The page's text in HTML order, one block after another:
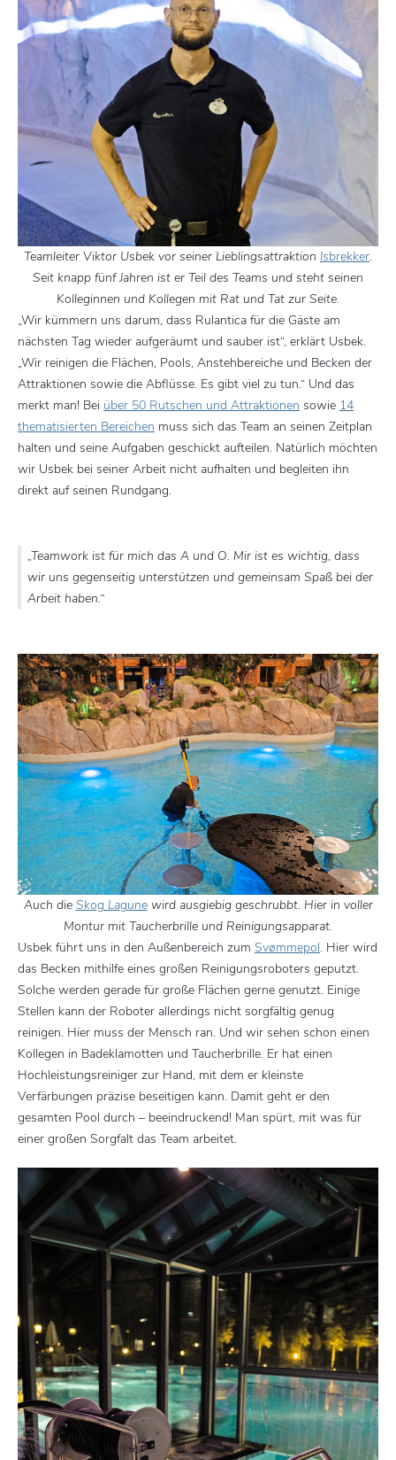
Teamleiter Viktor Usbek vor seiner Lieblingsattraktion Isbrekker.
Seit knapp fünf Jahren ist er Teil des Teams und steht seinen
Kolleginnen und Kollegen mit Rat und Tat zur Seite.
„Wir kümmern uns darum, dass Rulantica für die Gäste am
nächsten Tag wieder aufgeräumt und sauber ist“, erklärt Usbek.
„Wir reinigen die Flächen, Pools, Anstehbereiche und Becken der
Attraktionen sowie die Abflüsse. Es gibt viel zu tun.“ Und das
merkt man! Bei über 50 Rutschen und Attraktionen sowie 14
thematisierten Bereichen muss sich das Team an seinen Zeitplan
halten und seine Aufgaben geschickt aufteilen. Natürlich möchten
wir Usbek bei seiner Arbeit nicht aufhalten und begleiten ihn
direkt auf seinen Rundgang.
„Teamwork ist für mich das A und O. Mir ist es wichtig, dass
wir uns gegenseitig unterstützen und gemeinsam Spaß bei der
Arbeit haben.“
Auch die Skog Lagunewird ausgiebig geschrubbt. Hier in voller
Montur mit Taucherbrille und Reinigungsapparat.
Usbek führt uns in den Außenbereich zum Svømmepol. Hier wird
das Becken mithilfe eines großen Reinigungsroboters geputzt.
Solche werden gerade für große Flächen gerne genutzt. Einige
Stellen kann der Roboter allerdings nicht sorgfältig genug
reinigen. Hier muss der Mensch ran. Und wir sehen schon einen
Kollegen in Badeklamotten und Taucherbrille. Er hat einen
Hochleistungsreiniger zur Hand, mit dem er kleinste
Verfärbungen präzise beseitigen kann. Damit geht er den
gesamten Pool durch – beeindruckend! Man spürt, mit was für
einer großen Sorgfalt das Team arbeitet.